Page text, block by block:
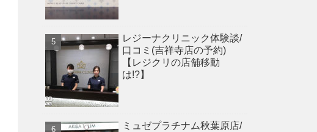
レジーナクリニック体験談/
口コミ(吉祥寺店の予約)
【レジクリの店舗移動
は!?】
ミュゼプラチナム秋葉原店/